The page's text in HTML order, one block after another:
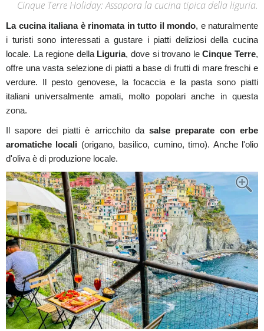
Cinque Terre Holiday: Assapora la cucina tipica della liguria.
La cucina italiana è rinomata in tutto il mondo, e naturalmente
i turisti sono interessati a gustare i piatti deliziosi della cucina
locale. La regione della Liguria, dove si trovano leCinque Terre,
offre una vasta selezione di piatti a base di frutti di mare freschi e
verdure. Il pesto genovese, la focaccia e la pasta sono piatti
italiani universalmente amati, molto popolari anche in questa
zona.
Il sapore dei piatti è arricchito dasalse preparate con erbe
aromatiche locali (origano, basilico, cumino, timo). Anche l'olio
d'oliva è di produzione locale.